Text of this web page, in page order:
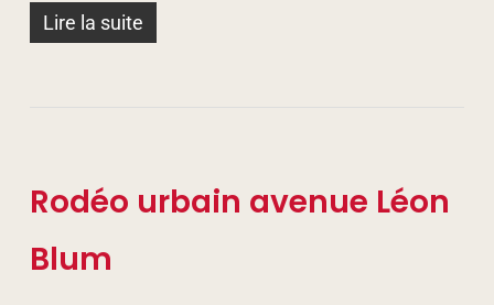
Lire la suite
Rodéo urbain avenue Léon
Blum